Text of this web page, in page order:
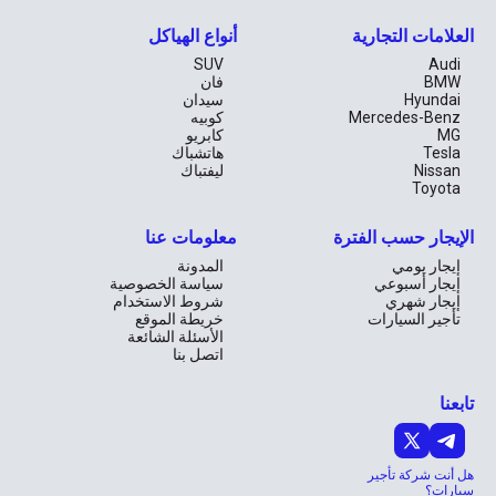
بكل لحظة على الطريق. دبي وأبوظبي تنتظران مغامرتك القادمة!
العلامات التجارية
Audi
BMW
Hyundai
Mercedes-Benz
MG
Tesla
Nissan
Toyota
أنواع الهياكل
SUV
فان
سيدان
كوبيه
كابريو
هاتشباك
ليفتباك
الإيجار حسب الفترة
إيجار يومي
إيجار أسبوعي
إيجار شهري
تأجير السيارات
معلومات عنا
المدونة
سياسة الخصوصية
شروط الاستخدام
خريطة الموقع
الأسئلة الشائعة
اتصل بنا
تابعنا
هل أنت شركة تأجير
سيارات؟